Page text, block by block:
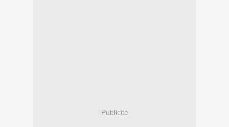
Publicité